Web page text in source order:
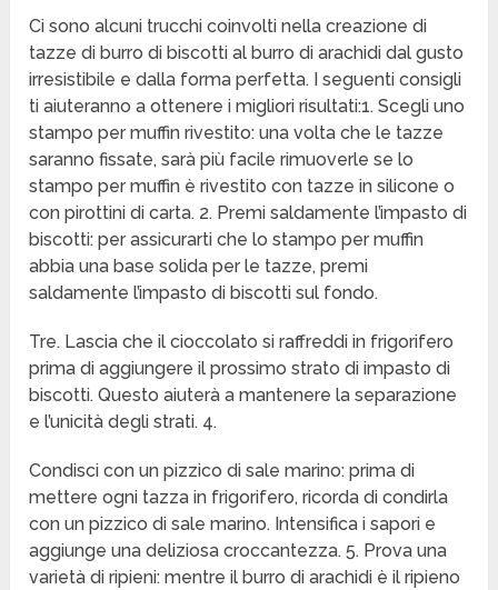
Ci sono alcuni trucchi coinvolti nella creazione di
tazze di burro di biscotti al burro di arachidi dal gusto
irresistibile e dalla forma perfetta. I seguenti consigli
ti aiuteranno a ottenere i migliori risultati:1. Scegli uno
stampo per muffin rivestito: una volta che le tazze
saranno fissate, sarà più facile rimuoverle se lo
stampo per muffin è rivestito con tazze in silicone o
con pirottini di carta. 2. Premi saldamente l’impasto di
biscotti: per assicurarti che lo stampo per muffin
abbia una base solida per le tazze, premi
saldamente l’impasto di biscotti sul fondo.
Tre. Lascia che il cioccolato si raffreddi in frigorifero
prima di aggiungere il prossimo strato di impasto di
biscotti. Questo aiuterà a mantenere la separazione
e l’unicità degli strati. 4.
Condisci con un pizzico di sale marino: prima di
mettere ogni tazza in frigorifero, ricorda di condirla
con un pizzico di sale marino. Intensifica i sapori e
aggiunge una deliziosa croccantezza. 5. Prova una
varietà di ripieni: mentre il burro di arachidi è il ripieno